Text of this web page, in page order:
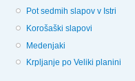
Pot sedmih slapov v Istri
Korošaški slapovi
Medenjaki
Krpljanje po Veliki planini